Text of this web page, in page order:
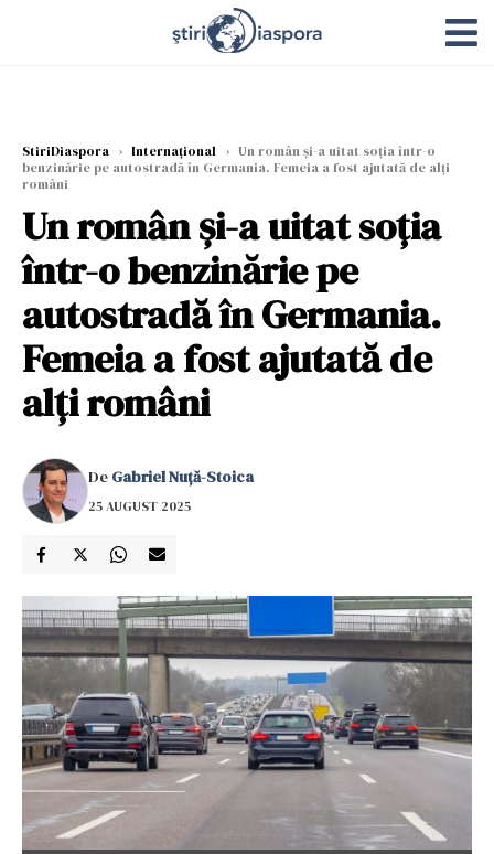
StiriDiaspora › Internațional › Un român și-a uitat soția într-o
benzinărie pe autostradă în Germania. Femeia a fost ajutată de alți
români
Un român și-a uitat soția
într-o benzinărie pe
autostradă în Germania.
Femeia a fost ajutată de
alți români
De Gabriel Nuță-Stoica
25 AUGUST 2025